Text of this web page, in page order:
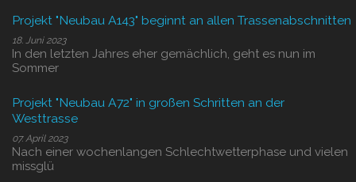
Projekt "Neubau A143" beginnt an allen Trassenabschnitten
18. Juni 2023
In den letzten Jahres eher gemächlich, geht es nun im
Sommer
Projekt "Neubau A72" in großen Schritten an der
Westtrasse
07. April 2023
Nach einer wochenlangen Schlechtwetterphase und vielen
missglü